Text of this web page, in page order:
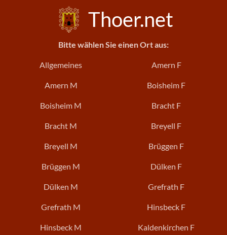
Thoer.net
Bitte wählen Sie einen Ort aus:
Allgemeines Amern F
Amern M Boisheim F
Boisheim M Bracht F
Bracht M Breyell F
Breyell M Brüggen F
Brüggen M Dülken F
Dülken M Grefrath F
Grefrath M Hinsbeck F
Hinsbeck M Kaldenkirchen F